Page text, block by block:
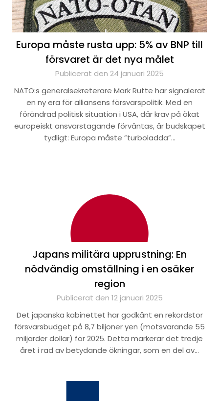
Europa måste rusta upp: 5% av BNP till
försvaret är det nya målet
Publicerat den 24 januari 2025
NATO:s generalsekreterare Mark Rutte har signalerat
en ny era för alliansens försvarspolitik. Med en
förändrad politisk situation i USA, där krav på ökat
europeiskt ansvarstagande förväntas, är budskapet
tydligt: Europa måste ”turboladda”…
Japans militära upprustning: En
nödvändig omställning i en osäker
region
Publicerat den 12 januari 2025
Det japanska kabinettet har godkänt en rekordstor
försvarsbudget på 8,7 biljoner yen (motsvarande 55
miljarder dollar) för 2025. Detta markerar det tredje
året i rad av betydande ökningar, som en del av…